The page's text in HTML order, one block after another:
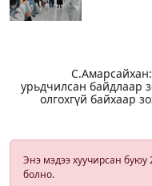
урьдчилсан байдлаар
олгохгүй байхаар
Энэ мэдээ хуучирсан
болно.